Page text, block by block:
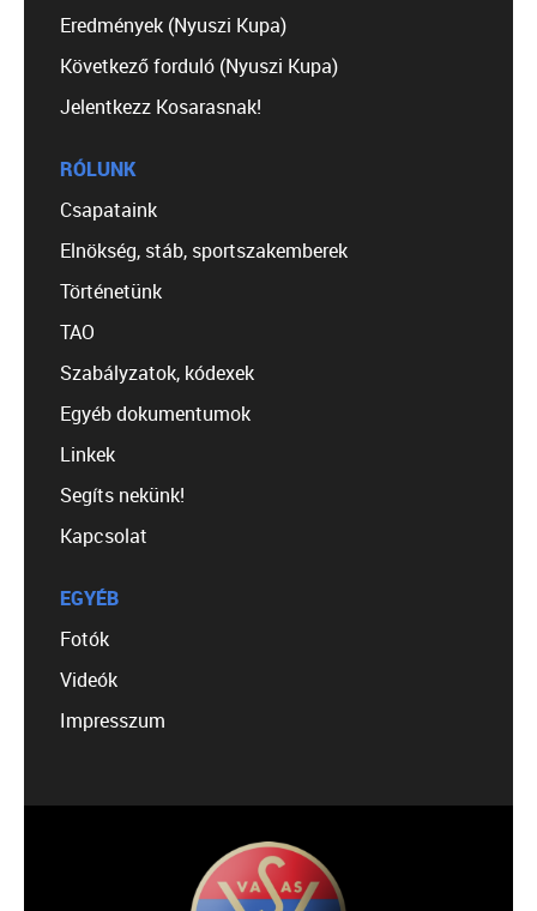
Eredmények (Nyuszi Kupa)
Következő forduló (Nyuszi Kupa)
Jelentkezz Kosarasnak!
RÓLUNK
Csapataink
Elnökség, stáb, sportszakemberek
Történetünk
TAO
Szabályzatok, kódexek
Egyéb dokumentumok
Linkek
Segíts nekünk!
Kapcsolat
EGYÉB
Fotók
Videók
Impresszum